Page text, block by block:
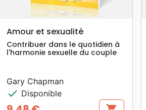
search APERÇU RAPIDE
Amour et sexualité
Contribuer dans le quotidien à
l'harmonie sexuelle du couple
Gary Chapman
check Disponible